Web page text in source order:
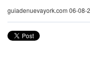
guiadenuevayork.com 06-08-